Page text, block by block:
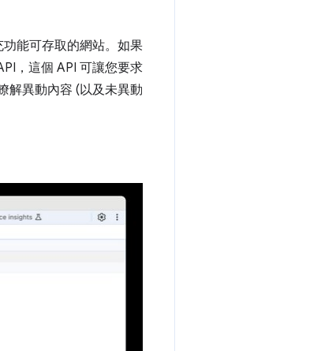
能可存取的網站。如果
，這個 API 可讓您要求
解異動內容 (以及未異動